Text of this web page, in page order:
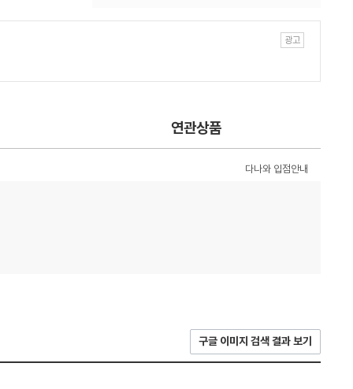
연관상품
다나와 입점안내
구글 이미지 검색 결과 보기